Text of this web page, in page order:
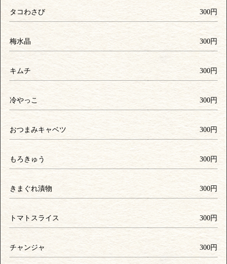
タコわさび 300円
梅水晶 300円
キムチ 300円
冷やっこ 300円
おつまみキャベツ 300円
もろきゅう 300円
きまぐれ漬物 300円
トマトスライス 300円
チャンジャ 300円